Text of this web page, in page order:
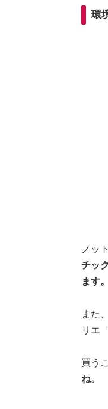
環
ノッ
チッ
ます。
また
リエ
買う
ね。